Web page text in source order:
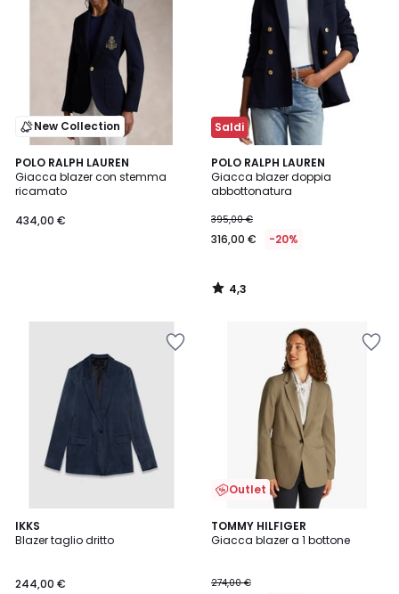
New Collection
POLO RALPH LAUREN
Giacca blazer con stemma
ricamato
434,00 €
Saldi
POLO RALPH LAUREN
Giacca blazer doppia
abbottonatura
395,00 €
316,00 € -20%
4,3
/ 5
4,3
/
IKKS
Blazer taglio dritto
244,00 €
Outlet
TOMMY HILFIGER
Giacca blazer a 1 bottone
274,00 €